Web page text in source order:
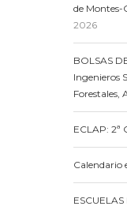
de
2026
BOLSAS
Ingenieros
Forestales,
ECLAP: 2ª
Calendario